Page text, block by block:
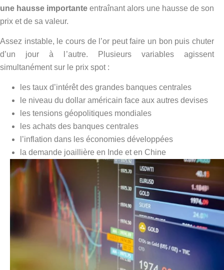
une hausse importante entraînant alors une hausse de son
prix et de sa valeur.
Assez instable, le cours de l’or peut faire un bon puis chuter
d’un jour à l’autre. Plusieurs variables agissent
simultanément sur le prix spot :
les taux d’intérêt des grandes banques centrales
le niveau du dollar américain face aux autres devises
les tensions géopolitiques mondiales
les achats des banques centrales
l’inflation dans les économies développées
la demande joaillière en Inde et en Chine